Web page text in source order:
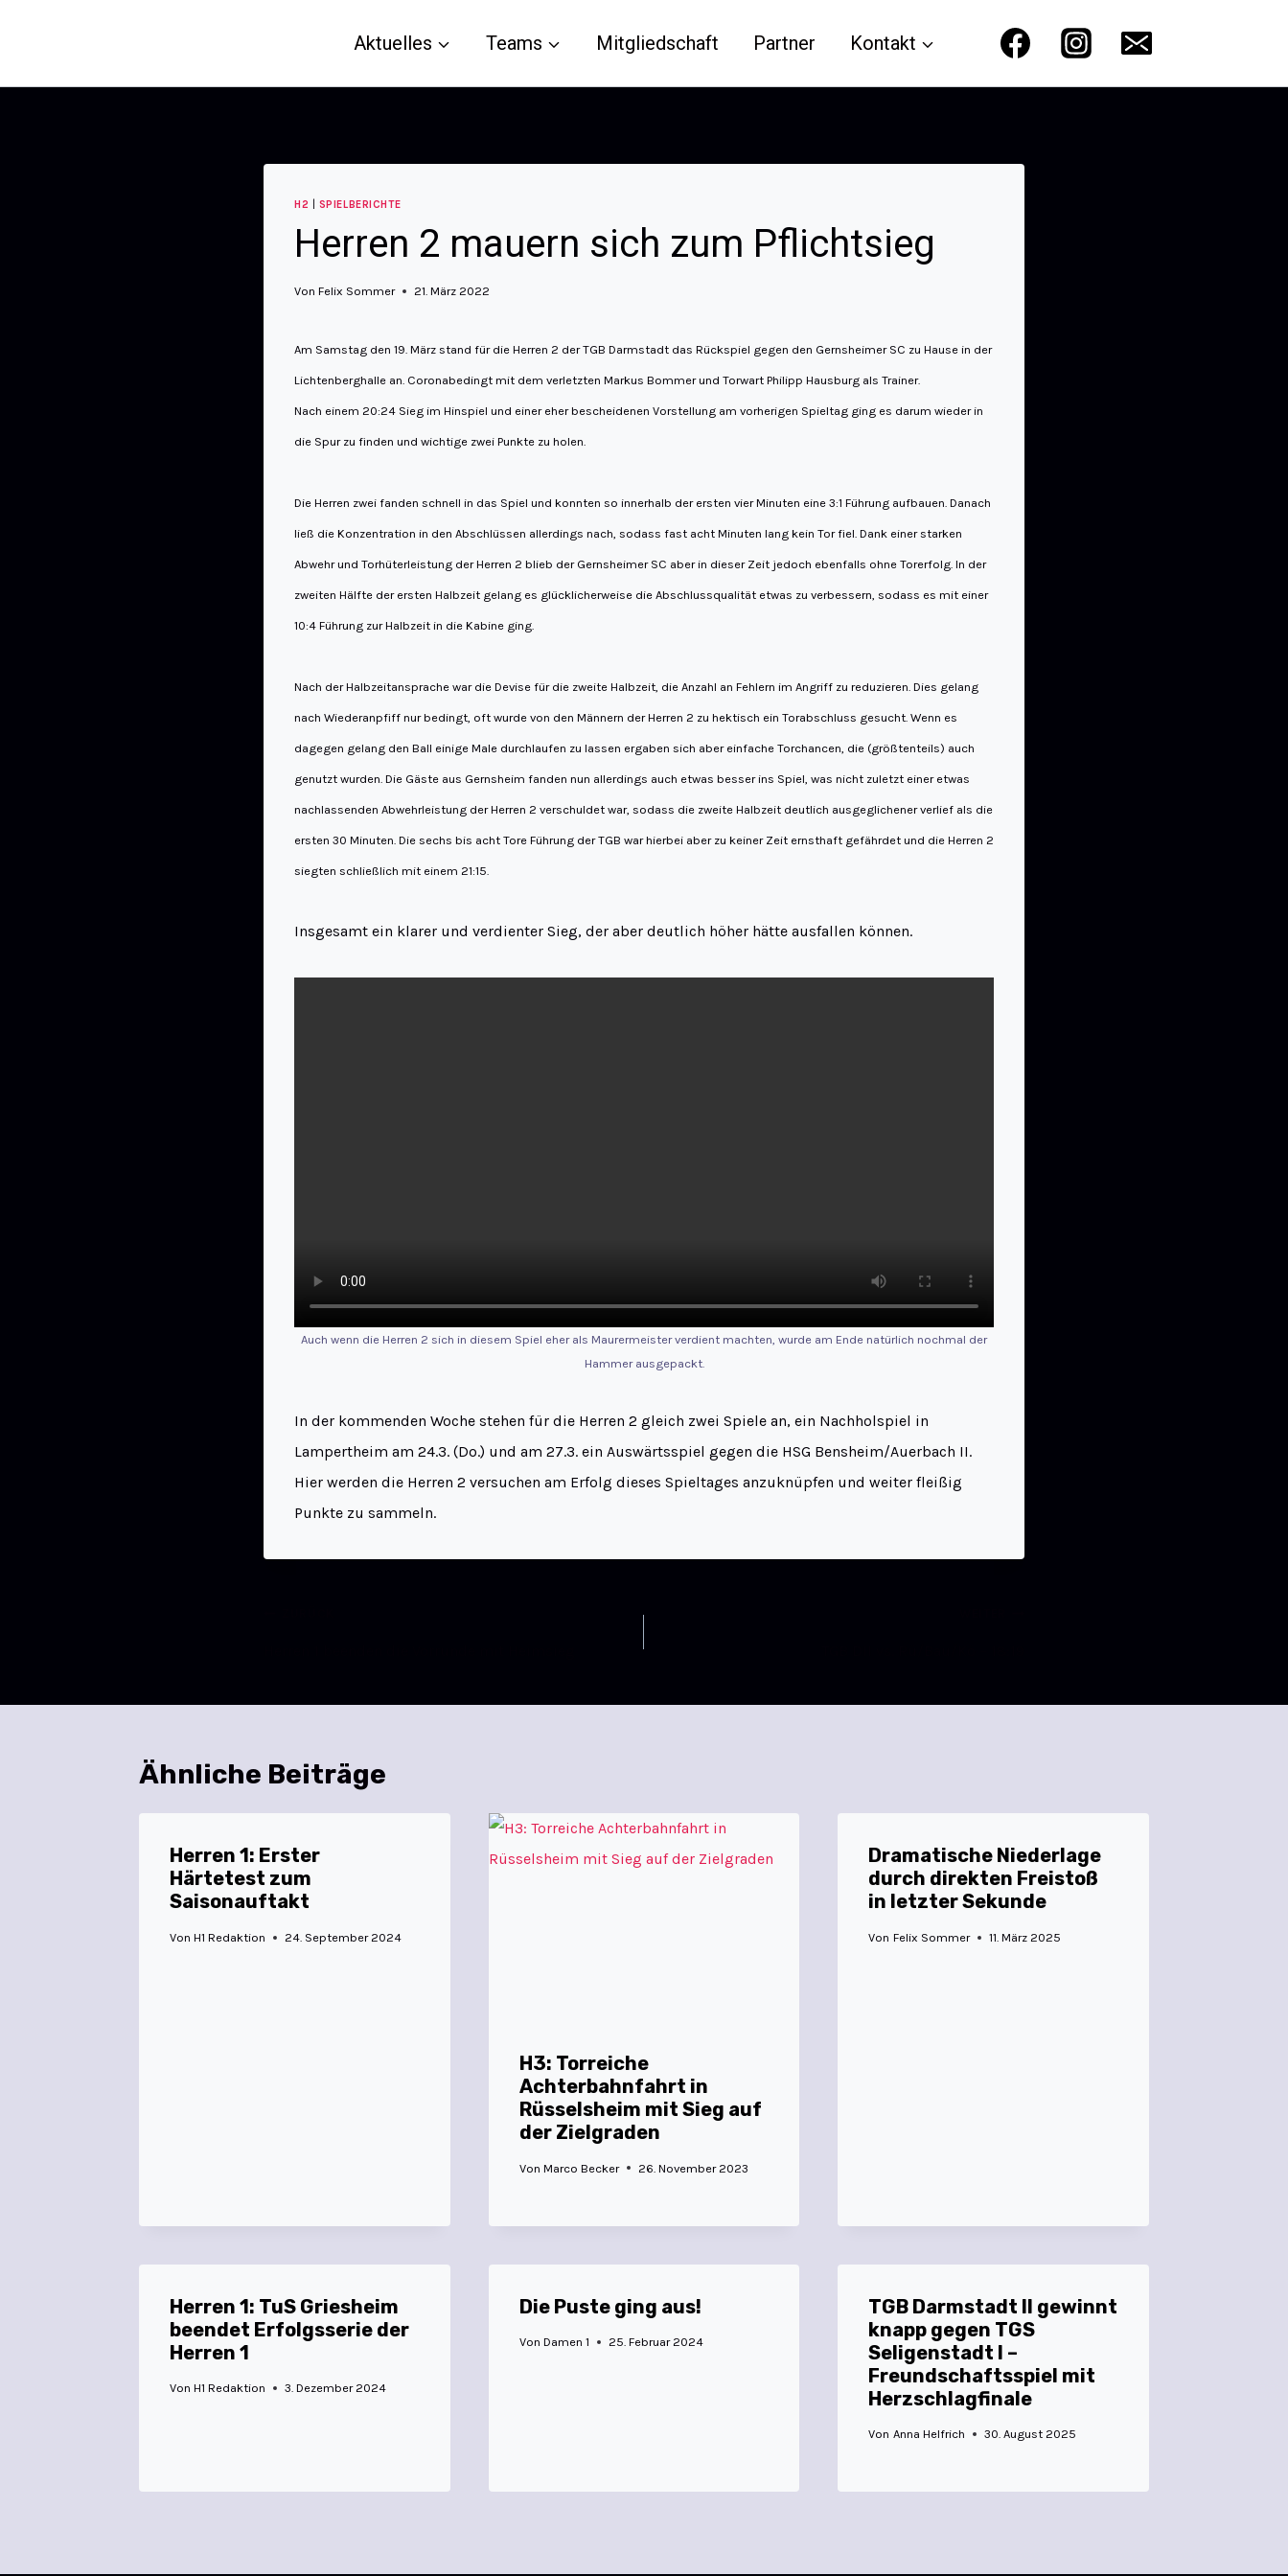
Aktuelles Teams Mitgliedschaft Partner Kontakt
H2 SPIELBERICHTE
Herren 2 mauern sich zum Pflichtsieg
Von Felix Sommer 21. März 2022
Am Samstag den 19. März stand für die Herren 2 der TGB Darmstadt das Rückspiel gegen den Gernsheimer SC zu Hause in der
Lichtenberghalle an. Coronabedingt mit dem verletzten Markus Bommer und Torwart Philipp Hausburg als Trainer.
Nach einem 20:24 Sieg im Hinspiel und einer eher bescheidenen Vorstellung am vorherigen Spieltag ging es darum wieder in
die Spur zu finden und wichtige zwei Punkte zu holen.
Die Herren zwei fanden schnell in das Spiel und konnten so innerhalb der ersten vier Minuten eine 3:1 Führung aufbauen. Danach
ließ die Konzentration in den Abschlüssen allerdings nach, sodass fast acht Minuten lang kein Tor fiel. Dank einer starken
Abwehr und Torhüterleistung der Herren 2 blieb der Gernsheimer SC aber in dieser Zeit jedoch ebenfalls ohne Torerfolg. In der
zweiten Hälfte der ersten Halbzeit gelang es glücklicherweise die Abschlussqualität etwas zu verbessern, sodass es mit einer
10:4 Führung zur Halbzeit in die Kabine ging.
Nach der Halbzeitansprache war die Devise für die zweite Halbzeit, die Anzahl an Fehlern im Angriff zu reduzieren. Dies gelang
nach Wiederanpfiff nur bedingt, oft wurde von den Männern der Herren 2 zu hektisch ein Torabschluss gesucht. Wenn es
dagegen gelang den Ball einige Male durchlaufen zu lassen ergaben sich aber einfache Torchancen, die (größtenteils) auch
genutzt wurden. Die Gäste aus Gernsheim fanden nun allerdings auch etwas besser ins Spiel, was nicht zuletzt einer etwas
nachlassenden Abwehrleistung der Herren 2 verschuldet war, sodass die zweite Halbzeit deutlich ausgeglichener verlief als die
ersten 30 Minuten. Die sechs bis acht Tore Führung der TGB war hierbei aber zu keiner Zeit ernsthaft gefährdet und die Herren 2
siegten schließlich mit einem 21:15.
Insgesamt ein klarer und verdienter Sieg, der aber deutlich höher hätte ausfallen können.
Auch wenn die Herren 2 sich in diesem Spiel eher als Maurermeister verdient machten, wurde am Ende natürlich nochmal der
Hammer ausgepackt.
In der kommenden Woche stehen für die Herren 2 gleich zwei Spiele an, ein Nachholspiel in
Lampertheim am 24.3. (Do.) und am 27.3. ein Auswärtsspiel gegen die HSG Bensheim/Auerbach II.
Hier werden die Herren 2 versuchen am Erfolg dieses Spieltages anzuknüpfen und weiter fleißig
Punkte zu sammeln.
Ähnliche Beiträge
Herren 1: Erster
Härtetest zum
Saisonauftakt
Von H1 Redaktion 24. September 2024
H3: Torreiche
Achterbahnfahrt in
Rüsselsheim mit Sieg auf
der Zielgraden
Von Marco Becker 26. November 2023
Dramatische Niederlage
durch direkten Freistoß
in letzter Sekunde
Von Felix Sommer 11. März 2025
Herren 1: TuS Griesheim
beendet Erfolgsserie der
Herren 1
Von H1 Redaktion 3. Dezember 2024
Die Puste ging aus!
Von Damen 1 25. Februar 2024
TGB Darmstadt II gewinnt
knapp gegen TGS
Seligenstadt I –
Freundschaftsspiel mit
Herzschlagfinale
Von Anna Helfrich 30. August 2025